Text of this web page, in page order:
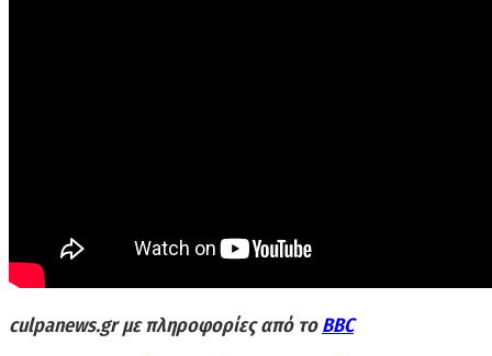
culpanews.grμε πληροφορίες από το BBC